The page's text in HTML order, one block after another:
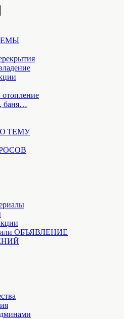
баня…
ТЕМУ
ОБЪЯВЛЕНИЕ